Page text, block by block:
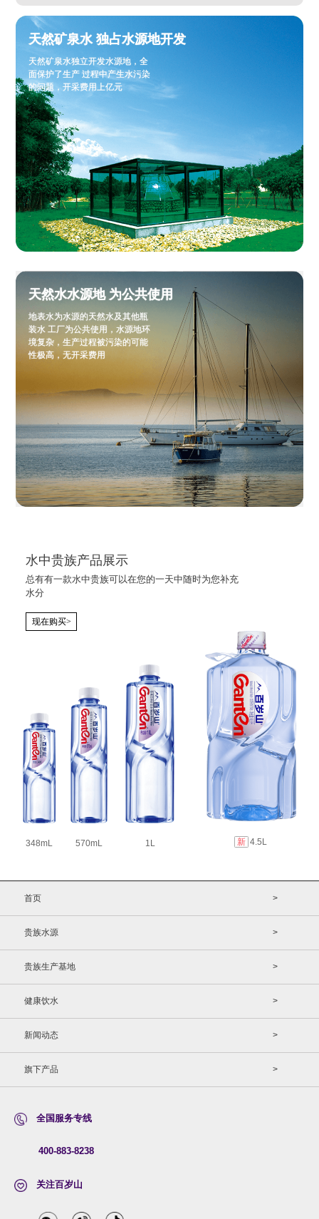
天然矿泉水 独占水源地开发
天然矿泉水独立开发水源地，全
面保护了生产 过程中产生水污染
的问题，开采费用上亿元
天然水水源地 为公共使用
地表水为水源的天然水及其他瓶
装水 工厂为公共使用，水源地环
境复杂，生产过程被污染的可能
性极高，无开采费用
水中贵族产品展示
总有有一款水中贵族可以在您的一天中随时为您补充
水分
现在购买>
348mL 570mL 1L 新 4.5L
首页 >
贵族水源 >
贵族生产基地 >
健康饮水 >
新闻动态 >
旗下产品 >
全国服务专线
400-883-8238
关注百岁山